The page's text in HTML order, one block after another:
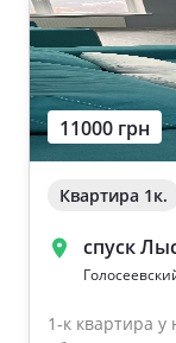
11000 грн
Квартира 1к.
спуск
1-к квартира у